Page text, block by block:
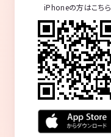
iPhoneの方はこちら